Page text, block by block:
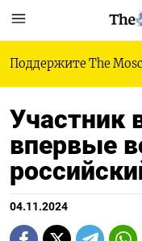
Поддержите The
Участник
впервые
04.11.2024